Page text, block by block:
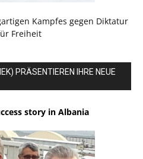
Kampfes gegen Diktatur
Freiheit
PRÄSENTIEREN IHRE NEUE
story in Albania